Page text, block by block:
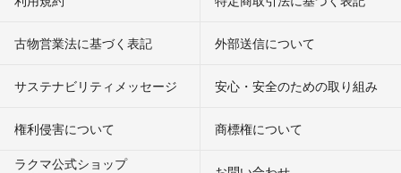
古物営業法に基づく表記 外部送信について
サステナビリティメッセージ 安心・安全のための取り組み
権利侵害について
商標権について
ラクマ公式ショップ